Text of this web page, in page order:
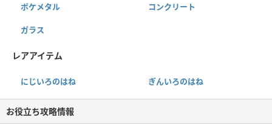
ポケメタル コンクリート
ガラス
レアアイテム
にじいろのはね ぎんいろのはね
お役立ち攻略情報